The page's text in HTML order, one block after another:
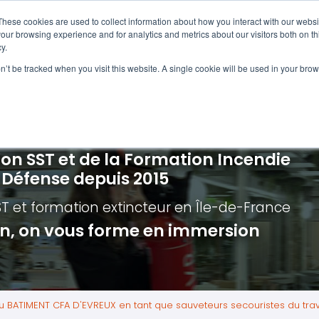
cookies are used to collect information about how you interact with our
browsing experience and for analytics and metrics about our visitors both on
be tracked when you visit this website. A single cookie will be used in your
incendie - Guide et Serre file
de première intervention
Extincteurs
en réalité augmentée
Évacuation établissements de
Évacuation secteur tertiaire
Évacuation secteur industriel
SST et de la Formation Incendie
depuis 2015
et formation extincteuren Île-de-France
on vous forme en immersion
CFA D'EVREUX en tant que sauveteurs secouristes du